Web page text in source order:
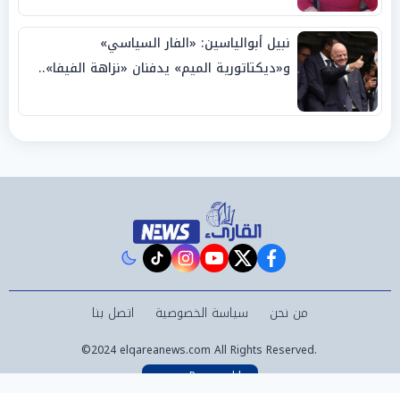
نبيل أبوالياسين: «الفار السياسي»
و«ديكتاتورية الميم» يدفنان «نزاهة الفيفا»..
facebook
twitter
youtube
instagram
tiktok
من نحن سياسة الخصوصية اتصل بنا
©2024 elqareanews.com All Rights Reserved.
Powered by